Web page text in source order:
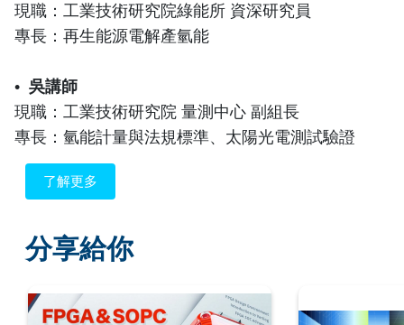
現職：工業技術研究院綠能所 資深研究員
專長：再生能源電解產氫能
• 吳講師
現職：工業技術研究院 量測中心 副組長
專長：氫能計量與法規標準、太陽光電測試驗證
了解更多
分享給你